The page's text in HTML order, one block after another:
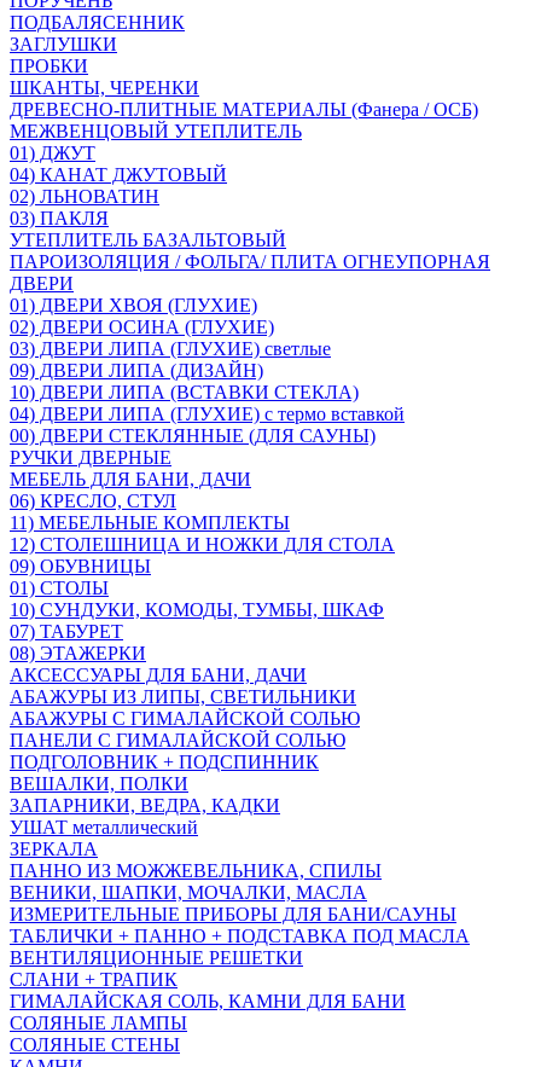
ПОДБАЛЯСЕННИК
ЗАГЛУШКИ
ПРОБКИ
ШКАНТЫ, ЧЕРЕНКИ
ДРЕВЕСНО-ПЛИТНЫЕ МАТЕРИАЛЫ (Фанера / ОСБ)
МЕЖВЕНЦОВЫЙ УТЕПЛИТЕЛЬ
01) ДЖУТ
04) КАНАТ ДЖУТОВЫЙ
02) ЛЬНОВАТИН
03) ПАКЛЯ
УТЕПЛИТЕЛЬ БАЗАЛЬТОВЫЙ
ПАРОИЗОЛЯЦИЯ / ФОЛЬГА/ ПЛИТА ОГНЕУПОРНАЯ
ДВЕРИ
01) ДВЕРИ ХВОЯ (ГЛУХИЕ)
02) ДВЕРИ ОСИНА (ГЛУХИЕ)
03) ДВЕРИ ЛИПА (ГЛУХИЕ) светлые
09) ДВЕРИ ЛИПА (ДИЗАЙН)
10) ДВЕРИ ЛИПА (ВСТАВКИ СТЕКЛА)
04) ДВЕРИ ЛИПА (ГЛУХИЕ) с термо вставкой
00) ДВЕРИ СТЕКЛЯННЫЕ (ДЛЯ САУНЫ)
РУЧКИ ДВЕРНЫЕ
МЕБЕЛЬ ДЛЯ БАНИ, ДАЧИ
06) КРЕСЛО, СТУЛ
11) МЕБЕЛЬНЫЕ КОМПЛЕКТЫ
12) СТОЛЕШНИЦА И НОЖКИ ДЛЯ СТОЛА
09) ОБУВНИЦЫ
01) СТОЛЫ
10) СУНДУКИ, КОМОДЫ, ТУМБЫ, ШКАФ
07) ТАБУРЕТ
08) ЭТАЖЕРКИ
АКСЕССУАРЫ ДЛЯ БАНИ, ДАЧИ
АБАЖУРЫ ИЗ ЛИПЫ, СВЕТИЛЬНИКИ
АБАЖУРЫ С ГИМАЛАЙСКОЙ СОЛЬЮ
ПАНЕЛИ С ГИМАЛАЙСКОЙ СОЛЬЮ
ПОДГОЛОВНИК + ПОДСПИННИК
ВЕШАЛКИ, ПОЛКИ
ЗАПАРНИКИ, ВЕДРА, КАДКИ
УШАТ металлический
ЗЕРКАЛА
ПАННО ИЗ МОЖЖЕВЕЛЬНИКА, СПИЛЫ
ВЕНИКИ, ШАПКИ, МОЧАЛКИ, МАСЛА
ИЗМЕРИТЕЛЬНЫЕ ПРИБОРЫ ДЛЯ БАНИ/САУНЫ
ТАБЛИЧКИ + ПАННО + ПОДСТАВКА ПОД МАСЛА
ВЕНТИЛЯЦИОННЫЕ РЕШЕТКИ
СЛАНИ + ТРАПИК
ГИМАЛАЙСКАЯ СОЛЬ, КАМНИ ДЛЯ БАНИ
СОЛЯНЫЕ ЛАМПЫ
СОЛЯНЫЕ СТЕНЫ